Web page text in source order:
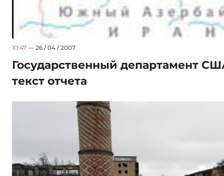
10:47 — 26 / 04 / 2007
Государственный департамент
текст отчета